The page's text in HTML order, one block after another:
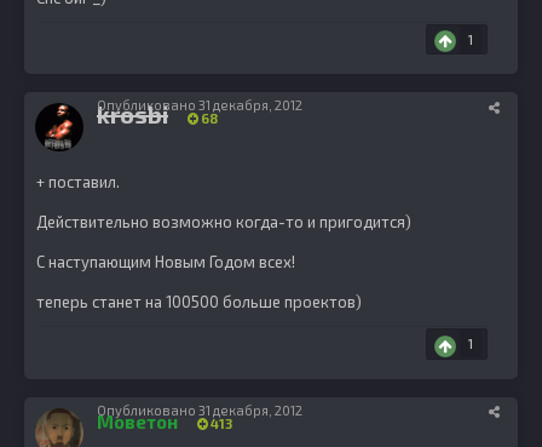
1
krosbi 68
Опубликовано 31 декабря, 2012
+ поставил.
Действительно возможно когда-то и пригодится)
С наступающим Новым Годом всех!
теперь станет на 100500 больше проектов)
1
Моветон 413
Опубликовано 31 декабря, 2012